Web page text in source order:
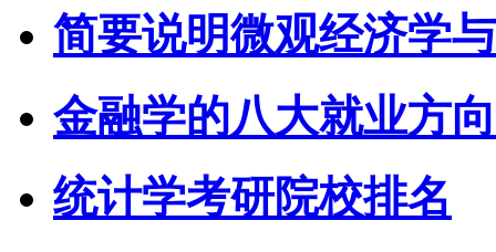
简要说明微观经济学
金融学的八大就业方
统计学考研院校排名